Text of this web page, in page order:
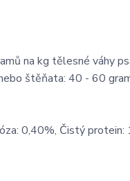
na kg tělesné váhy
štěňata: 40 - 60
0,40%, Čistý